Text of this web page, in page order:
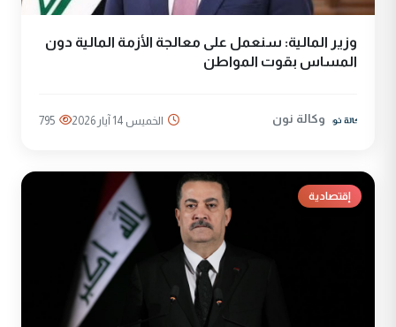
وزير المالية: سنعمل على معالجة الأزمة المالية دون
المساس بقوت المواطن
وكالة نون الخميس 14 آيار 2026 795
إقتصادية